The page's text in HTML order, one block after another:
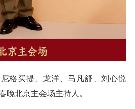
买提、龙洋、马凡舒、刘心悦
晚北京主会场主持人。